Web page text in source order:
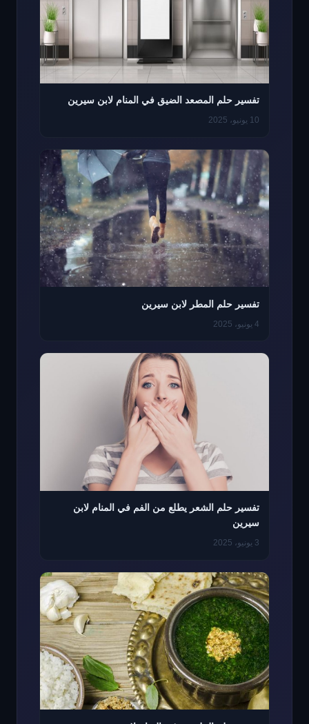
تفسير حلم المصعد الضيق في المنام لابن سيرين
10 يونيو، 2025
تفسير حلم المطر لابن سيرين
4 يونيو، 2025
تفسير حلم الشعر يطلع من الفم في المنام لابن
سيرين
3 يونيو، 2025